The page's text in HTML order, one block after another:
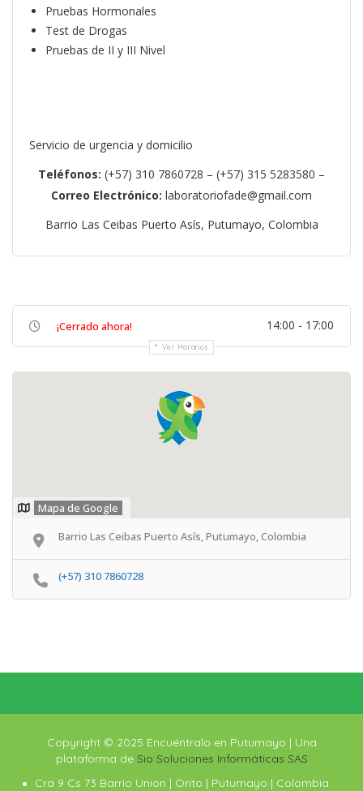
Pruebas Hormonales
Test de Drogas
Pruebas de II y III Nivel
Servicio de urgencia y domicilio
Teléfonos: (+57) 310 7860728 – (+57) 315 5283580 –
Correo Electrónico: laboratoriofade@gmail.com
Barrio Las Ceibas Puerto Asís, Putumayo, Colombia
¡Cerrado ahora! 14:00 - 17:00
Ver Horarios
Mapa de Google
Barrio Las Ceibas Puerto Asís, Putumayo, Colombia
(+57) 310 7860728
Copyright © 2025 Encuéntralo en Putumayo | Una
plataforma de Sio Soluciones Informáticas SAS
Cra 9 Cs 73 Barrio Union | Orito | Putumayo | Colombia